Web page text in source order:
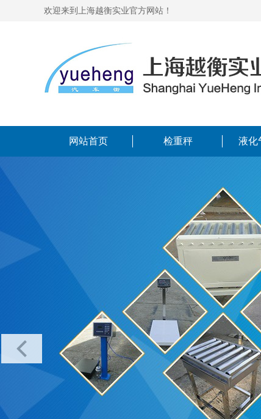
欢迎来到上海越衡实业官方网站！
网站首页 检重秤 液化